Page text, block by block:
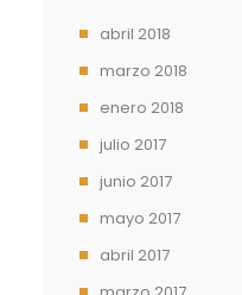
abril 2018
marzo 2018
enero 2018
julio 2017
junio 2017
mayo 2017
abril 2017